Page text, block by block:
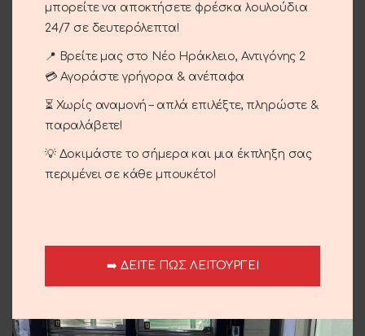
Σύγκριση Αγαπημένο
Κωδικός προϊόντος:
Κατηγορίες: Περιστάσεις, Αγίου Βαλεντίνου ,
Γενέθλια - Γιορτή , Επέτειος , Έρωτας
Περιγραφή
Τριαντάφυλλο αποχυμωμενο σε γυάλα καμπάνακη.
μπορείτε να αποκτήσετε φρέσκα λουλούδια
24/7 σε δευτερόλεπτα!
📍 Βρείτε μας στο Νέο Ηράκλειο, Αντιγόνης 2
💳 Αγοράστε γρήγορα & ανέπαφα
⏳ Χωρίς αναμονή – απλά επιλέξτε, πληρώστε &
παραλάβετε!
💡 Δοκιμάστε το σήμερα και μια έκπληξη σας
περιμένει σε κάθε μπουκέτο!
➡️ ΔΕΙΤΕ ΠΩΣ ΛΕΙΤΟΥΡΓΕΙ